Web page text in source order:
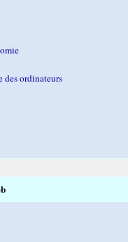
des ordinateurs